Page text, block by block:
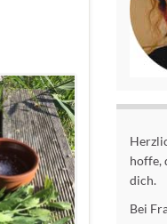
hoffe,
dich.
Bei